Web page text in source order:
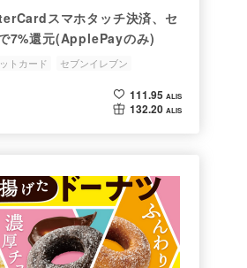
スマホタッチ決済、セ
7%還元(ApplePayのみ)
トカード セブンイレブン
111.95 ALIS
132.20 ALIS